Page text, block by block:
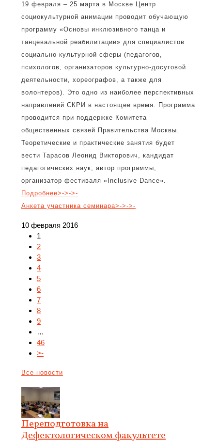
19 февраля – 25 марта в Москве Центр
социокультурной анимации проводит обучающую
программу «Основы инклюзивного танца и
танцевальной реабилитации» для специалистов
социально-культурной сферы (педагогов,
психологов, организаторов культурно-досуговой
деятельности, хореографов, а также для
волонтеров). Это одно из наиболее перспективных
направлений СКРИ в настоящее время. Программа
проводится при поддержке Комитета
общественных связей Правительства Москвы.
Теоретические и практические занятия будет
вести Тарасов Леонид Викторович, кандидат
педагогических наук, автор программы,
организатор фестиваля «Inclusive Dance».
Подробнее>->->-
Анкета участника семинара>->->-
10 февраля 2016
1
2
3
4
5
6
7
8
9
…
46
>-
Все новости
Переподготовка на
Дефектологическом факультете